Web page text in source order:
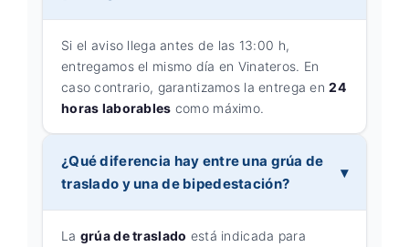
Si el aviso llega antes de las 13:00 h,
entregamos el mismo día en Vinateros. En
caso contrario, garantizamos la entrega en24
horas laborables como máximo.
¿Qué diferencia hay entre una grúa de
traslado y una de bipedestación?
La grúa de traslado está indicada para